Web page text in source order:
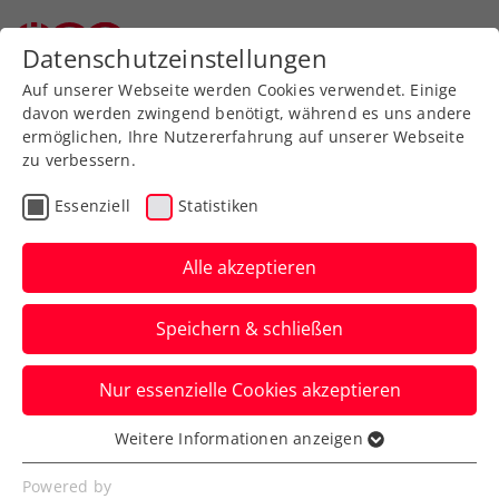
Zurück zur Newsübersicht
Verbands-Info
LOTTERIEN Sporthilfe-
Gala: Ein Hoch auf Thiem
und Langmann
Die zwei ÖTV-Aushängeschilder wurden
am Donnerstag bei der Gala in der
Wiener Stadthalle geehrt.
Verfasst von: Manuel Wachta, 04.10.2024
Datenschutzeinstellungen
Auf unserer Webseite werden Cookies verwendet. Einige
davon werden zwingend benötigt, während es uns andere
ermöglichen, Ihre Nutzererfahrung auf unserer Webseite
zu verbessern.
Essenziell Statistiken
Alle akzeptieren
Speichern & schließen
Nur essenzielle Cookies akzeptieren
Essenziell
Essenzielle Cookies werden für grundlegende
Weitere Informationen anzeigen
Powered by